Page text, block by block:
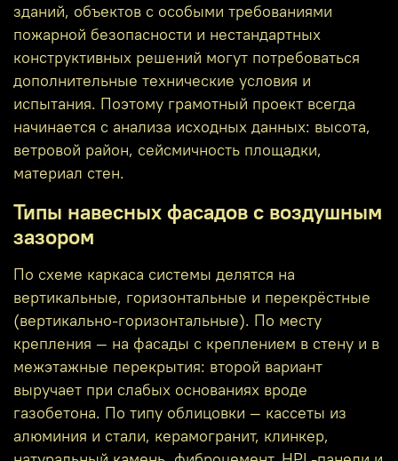
зданий, объектов с особыми требованиями
пожарной безопасности и нестандартных
конструктивных решений могут потребоваться
дополнительные технические условия и
испытания. Поэтому грамотный проект всегда
начинается с анализа исходных данных: высота,
ветровой район, сейсмичность площадки,
материал стен.
Типы навесных фасадов с воздушным
зазором
По схеме каркаса системы делятся на
вертикальные, горизонтальные и перекрёстные
(вертикально-горизонтальные). По месту
крепления — на фасады с креплением в стену и в
межэтажные перекрытия: второй вариант
выручает при слабых основаниях вроде
газобетона. По типу облицовки — кассеты из
алюминия и стали, керамогранит, клинкер,